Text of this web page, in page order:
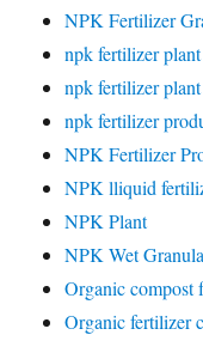
NPK Fertilizer
npk fertilizer plant
npk fertilizer
npk fertilizer
NPK Fertilizer
NPK lliquid
NPK Plant
NPK Wet
Organic compost
Organic fertilizer